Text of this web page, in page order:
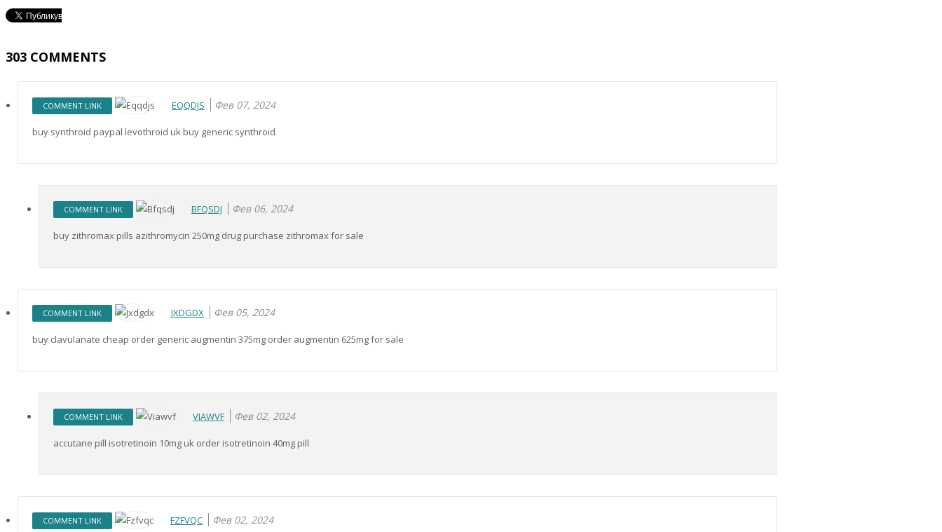
303 COMMENTS
COMMENT LINK EQQDJS Фев 07, 2024
buy synthroid paypal levothroid uk buy generic synthroid
COMMENT LINK BFQSDJ Фев 06, 2024
buy zithromax pills azithromycin 250mg drug purchase zithromax for sale
COMMENT LINK JXDGDX Фев 05, 2024
buy clavulanate cheap order generic augmentin 375mg order augmentin 625mg for sale
COMMENT LINK VIAWVF Фев 02, 2024
accutane pill isotretinoin 10mg uk order isotretinoin 40mg pill
COMMENT LINK FZFVQC Фев 02, 2024